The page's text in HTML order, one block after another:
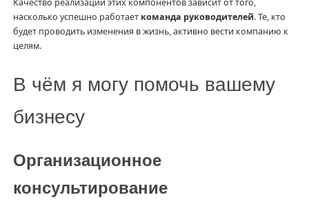
насколько успешно работает команда руководителей. Те, кто
будет проводить изменения в жизнь, активно вести компанию к
целям.
В чём я могу помочь вашему
бизнесу
Организационное
консультирование